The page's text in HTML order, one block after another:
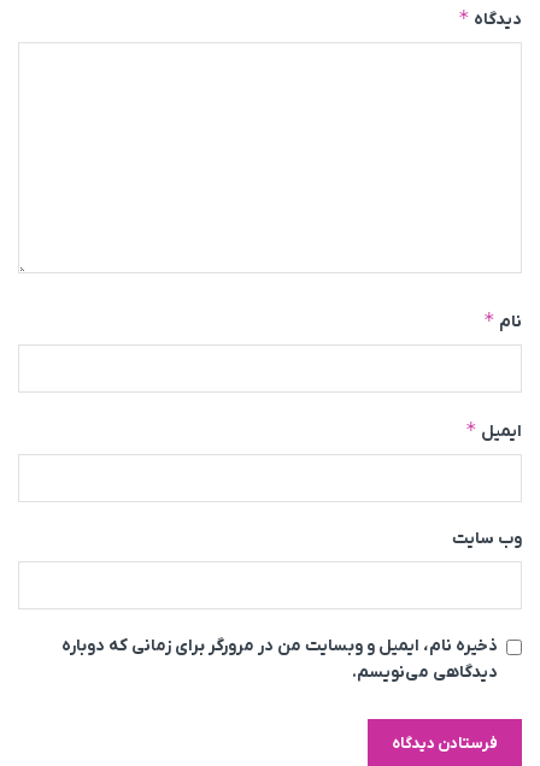
دیدگاه *
نام *
ایمیل *
وب‌ سایت
ذخیره نام، ایمیل و وبسایت من در مرورگر برای زمانی که دوباره
دیدگاهی می‌نویسم.